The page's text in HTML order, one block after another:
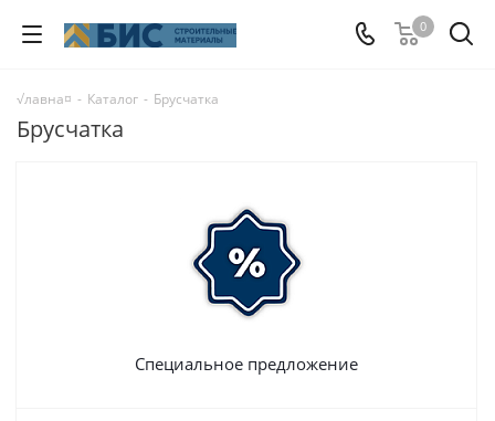
0
√лавна¤ - Каталог - Брусчатка
Брусчатка
Специальное предложение